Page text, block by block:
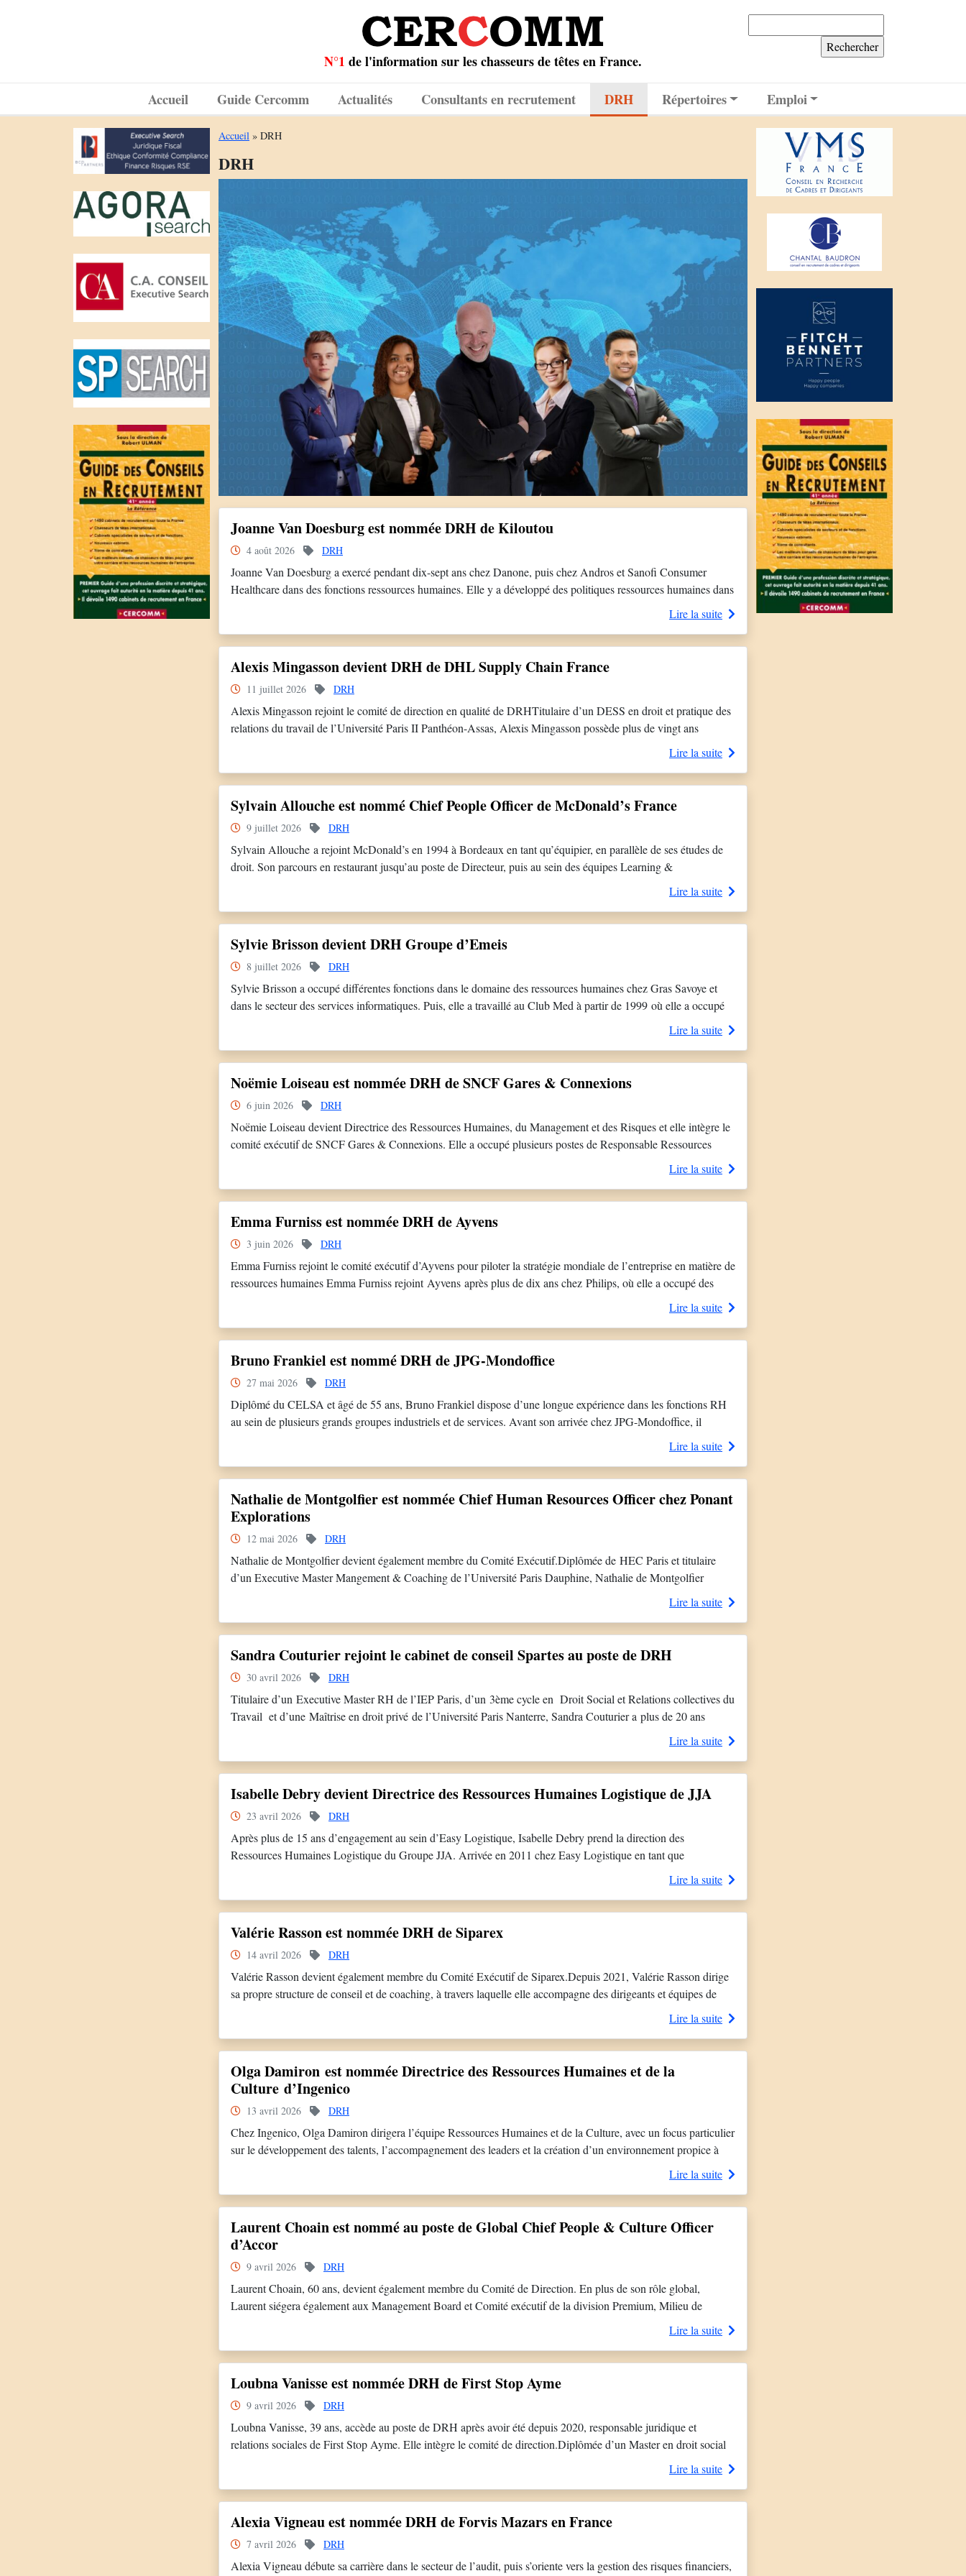
N°1 de l'information sur les chasseurs de têtes en France.
Accueil Guide Cercomm Actualités Consultants en recrutement DRH Répertoires Emploi
Accueil » DRH
DRH
Joanne Van Doesburg est nommée DRH de Kiloutou
4 août 2026 DRH
Joanne Van Doesburg a exercé pendant dix-sept ans chez Danone, puis chez Andros et Sanofi Consumer
Healthcare dans des fonctions ressources humaines. Elle y a développé des politiques ressources humaines dans
des contextes de transformation et elle a occupé des fonctions couvrant tous les niveaux de l’organisation. Elle a
Lire la suite
Alexis Mingasson devient DRH de DHL Supply Chain France
11 juillet 2026 DRH
Alexis Mingasson rejoint le comité de direction en qualité de DRHTitulaire d’un DESS en droit et pratique des
relations du travail de l’Université Paris II Panthéon-Assas, Alexis Mingasson possède plus de vingt ans
d’expérience dans les ressources humaines. Après avoir débuté sa carrière chez SFR, il rejoint Nestlé où il
Lire la suite
Sylvain Allouche est nommé Chief People Officer de McDonald’s France
9 juillet 2026 DRH
Sylvain Allouche a rejoint McDonald’s en 1994 à Bordeaux en tant qu’équipier, en parallèle de ses études de
droit. Son parcours en restaurant jusqu’au poste de Directeur, puis au sein des équipes Learning &
Development et Ressources Humaines régionales et nationales, lui permet de développer une compréhension
Lire la suite
Sylvie Brisson devient DRH Groupe d’Emeis
8 juillet 2026 DRH
Sylvie Brisson a occupé différentes fonctions dans le domaine des ressources humaines chez Gras Savoye et
dans le secteur des services informatiques. Puis, elle a travaillé au Club Med à partir de 1999 où elle a occupé
pendant 26 ans des fonctions RH opérationnelles au sein du Club Med. Elle était DRH Groupe depuis 2011, en
Lire la suite
Noëmie Loiseau est nommée DRH de SNCF Gares & Connexions
6 juin 2026 DRH
Noëmie Loiseau devient Directrice des Ressources Humaines, du Management et des Risques et elle intègre le
comité exécutif de SNCF Gares & Connexions. Elle a occupé plusieurs postes de Responsable Ressources
Humaines en établissement, notamment chez SNCF Voyageurs, puis de DRH auprès de différents transporteurs
Lire la suite
Emma Furniss est nommée DRH de Ayvens
3 juin 2026 DRH
Emma Furniss rejoint le comité exécutif d’Ayvens pour piloter la stratégie mondiale de l’entreprise en matière de
ressources humaines Emma Furniss rejoint Ayvens après plus de dix ans chez Philips, où elle a occupé des
postes à responsabilités croissantes en ressources humaines. Dernièrement, elle était directrice des ressources
Lire la suite
Bruno Frankiel est nommé DRH de JPG-Mondoffice
27 mai 2026 DRH
Diplômé du CELSA et âgé de 55 ans, Bruno Frankiel dispose d’une longue expérience dans les fonctions RH
au sein de plusieurs grands groupes industriels et de services. Avant son arrivée chez JPG-Mondoffice, il
occupait le poste de DRH chez Geismar (2024 et 2026). Il a également travaillé chez Giphar, PMU, Bonna
Lire la suite
Nathalie de Montgolfier est nommée Chief Human Resources Officer chez Ponant
Explorations
12 mai 2026 DRH
Nathalie de Montgolfier devient également membre du Comité Exécutif.Diplômée de HEC Paris et titulaire
d’un Executive Master Mangement & Coaching de l’Université Paris Dauphine, Nathalie de Montgolfier
construit d’abord son expérience dans l’industrie automobile. Pendant près de 10 ans, elle évolue dans
des fonctions commerciales avant d’orienter sa trajectoire vers les ressources humaines.Son parcours l’amène
Lire la suite
Sandra Couturier rejoint le cabinet de conseil Spartes au poste de DRH
30 avril 2026 DRH
Titulaire d’un Executive Master RH de l’IEP Paris, d’un 3ème cycle en Droit Social et Relations collectives du
Travail et d’une Maîtrise en droit privé de l’Université Paris Nanterre, Sandra Couturier a plus de 20 ans
d’expérience en pilotage RH, relations sociales et accompagnement des transformations. Sandra Couturier, 52
Lire la suite
Isabelle Debry devient Directrice des Ressources Humaines Logistique de JJA
23 avril 2026 DRH
Après plus de 15 ans d’engagement au sein d’Easy Logistique, Isabelle Debry prend la direction des
Ressources Humaines Logistique du Groupe JJA. Arrivée en 2011 chez Easy Logistique en tant que
Responsable Ressources Humaines, Isabelle Debry a accompagné l’ensemble des phases de développement de
Lire la suite
Valérie Rasson est nommée DRH de Siparex
14 avril 2026 DRH
Valérie Rasson devient également membre du Comité Exécutif de Siparex.Depuis 2021, Valérie Rasson dirige
sa propre structure de conseil et de coaching, à travers laquelle elle accompagne des dirigeants et équipes de
direction sur leurs enjeux de gouvernance, de structuration RH et de développement des talents, notamment
Lire la suite
Olga Damiron est nommée Directrice des Ressources Humaines et de la
Culture d’Ingenico
13 avril 2026 DRH
Chez Ingenico, Olga Damiron dirigera l’équipe Ressources Humaines et de la Culture, avec un focus particulier
sur le développement des talents, l’accompagnement des leaders et la création d’un environnement propice à
l’apprentissage et à la performance. Avant de rejoindre Ingenico, Olga Damiron occupait le poste de Directrice
Lire la suite
Laurent Choain est nommé au poste de Global Chief People & Culture Officer
d’Accor
9 avril 2026 DRH
Laurent Choain, 60 ans, devient également membre du Comité de Direction. En plus de son rôle global,
Laurent siégera également aux Management Board et Comité exécutif de la division Premium, Milieu de
gamme & Economie. Avec plus de 30 ans d’expérience dans le développement du capital humain, la culture
Lire la suite
Loubna Vanisse est nommée DRH de First Stop Ayme
9 avril 2026 DRH
Loubna Vanisse, 39 ans, accède au poste de DRH après avoir été depuis 2020, responsable juridique et
relations sociales de First Stop Ayme. Elle intègre le comité de direction.Diplômée d’un Master en droit social
de l’université Jean Moulin Lyon 3, elle a débuté sa carrière au sein du groupe Casino, où elle a occupé des […]
Lire la suite
Alexia Vigneau est nommée DRH de Forvis Mazars en France
7 avril 2026 DRH
Alexia Vigneau débute sa carrière dans le secteur de l’audit, puis s’oriente vers la gestion des risques financiers,